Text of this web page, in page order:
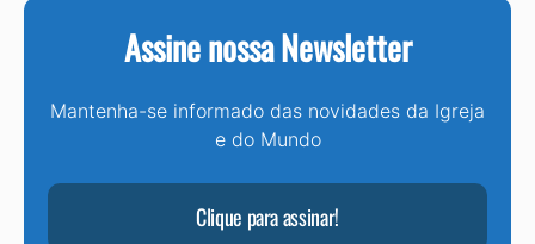
Assine nossa Newsletter
Mantenha-se informado das novidades da Igreja
e do Mundo
Clique para assinar!